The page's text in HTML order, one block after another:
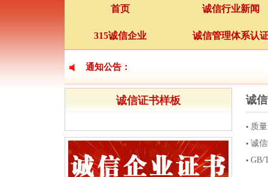
首页 诚信行业新闻
315诚信企业 诚信管理体系认
通知公告：
诚信证书样板 诚
质
诚
GB/